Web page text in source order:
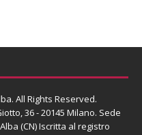
All Rights Reserved.
36 - 20145 Milano. Sede
(CN) Iscritta al registro